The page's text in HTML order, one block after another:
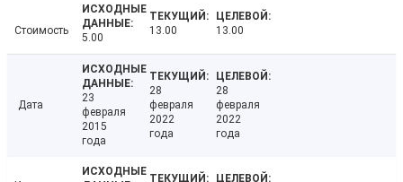
Стоимость
5.00
13.00 13.00
Дата
23
февраля
2015
года
28
февраля
2022
года
28
февраля
2022
года